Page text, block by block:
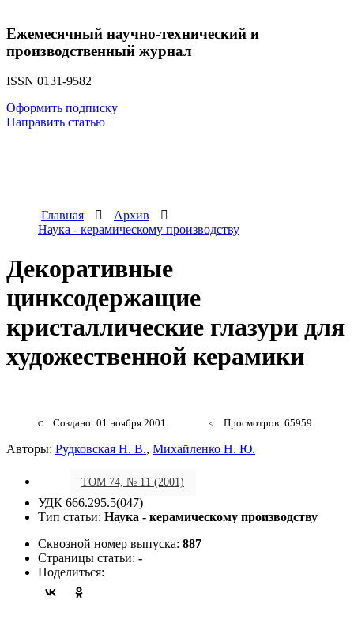
Ежемесячный научно-технический и
производственный журнал
ISSN 0131-9582
Оформить подписку
Направить статью
Главная
Архив
Наука - керамическому производству
Декоративные
цинксодержащие
кристаллические глазури для
художественной керамики
Создано: 01 ноября 2001 Просмотров: 65959
Авторы: Рудковская Н. В., Михайленко Н. Ю.
ТОМ 74, № 11 (2001)
УДК 666.295.5(047)
Тип статьи: Наука - керамическому производству
Сквозной номер выпуска: 887
Страницы статьи: -
Поделиться: